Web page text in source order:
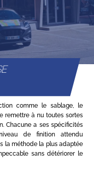
comme le sablage, le
remettre à nu toutes sortes
Chacune a ses spécificités
de finition attendu
la méthode la plus adaptée
sans détériorer le